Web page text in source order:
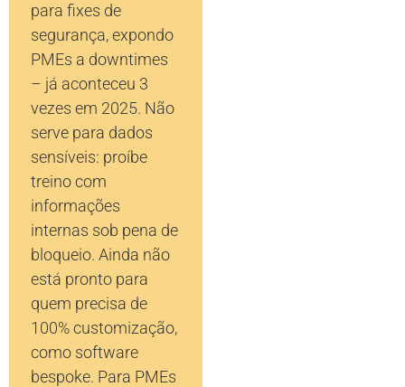
para fixes de
segurança, expondo
PMEs a downtimes
– já aconteceu 3
vezes em 2025. Não
serve para dados
sensíveis: proíbe
treino com
informações
internas sob pena de
bloqueio. Ainda não
está pronto para
quem precisa de
100% customização,
como software
bespoke. Para PMEs